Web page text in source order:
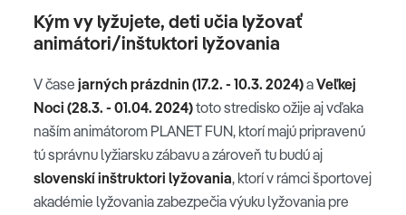
Kým vy lyžujete, deti učia lyžovať
animátori/inštuktori lyžovania
V čase jarných prázdnin (17.2. - 10.3. 2024)aVeľkej
Noci (28.3. - 01.04. 2024)toto stredisko ožije aj vďaka
naším animátorom PLANET FUN, ktorí majú pripravenú
tú správnu lyžiarsku zábavu a zároveň tu budú aj
slovenskí inštruktori lyžovania, ktorí v rámci športovej
akadémie lyžovania zabezpečia výuku lyžovania pre